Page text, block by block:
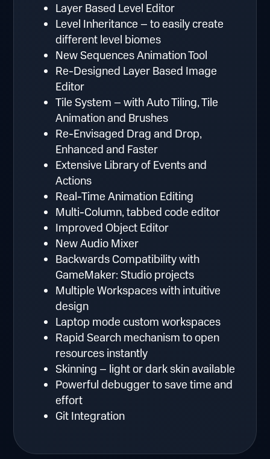
Layer Based Level Editor
Level Inheritance – to easily create
different level biomes
New Sequences Animation Tool
Re-Designed Layer Based Image
Editor
Tile System – with Auto Tiling, Tile
Animation and Brushes
Re-Envisaged Drag and Drop,
Enhanced and Faster
Extensive Library of Events and
Actions
Real-Time Animation Editing
Multi-Column, tabbed code editor
Improved Object Editor
New Audio Mixer
Backwards Compatibility with
GameMaker: Studio projects
Multiple Workspaces with intuitive
design
Laptop mode custom workspaces
Rapid Search mechanism to open
resources instantly
Skinning – light or dark skin available
Powerful debugger to save time and
effort
Git Integration